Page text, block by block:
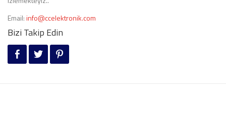
Email:info@ccelektronik.com
Bizi Takip Edin